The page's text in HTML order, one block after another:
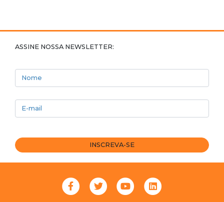
ASSINE NOSSA NEWSLETTER:
E-mail
INSCREVA-SE